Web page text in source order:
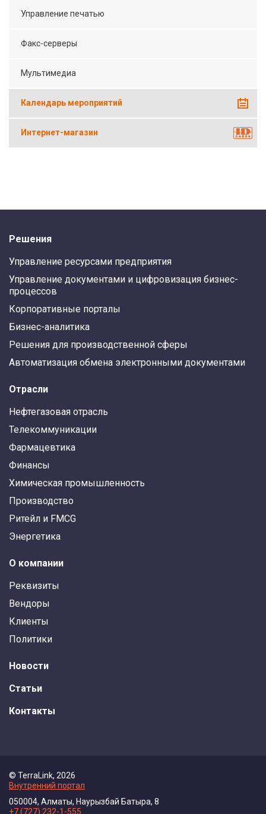
Управление печатью
Факс-серверы
Мультимедиа
Календарь мероприятий
Интернет-магазин
Решения
Управление ресурсами предприятия
Управление документами и цифровизация бизнес-
процессов
Корпоративные порталы
Бизнес-аналитика
Решения для производственной сферы
Автоматизация обмена электронными документами
Отрасли
Нефтегазовая отрасль
Телекоммуникации
Фармацевтика
Финансы
Химическая промышленность
Производство
Ритейл и FMCG
Энергетика
О компании
Реквизиты
Вендоры
Клиенты
Политики
Новости
Статьи
Контакты
© TerraLink, 2026
Внутренний портал
050004, Алматы, Наурызбай Батыра, 8
+7 (727) 232-1-555